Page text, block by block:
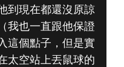
到現在都還沒原諒
我也一直跟他保證
這個點子，但是實
太空站上丟鼠球的